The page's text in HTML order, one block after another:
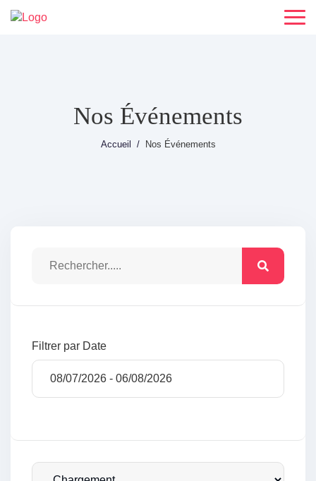
Nos Événements
Accueil Nos Événements
Filtrer par Date